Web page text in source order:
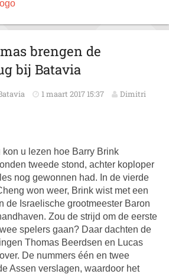
brengen de
bij Batavia
1 maart 2017 15:37
Dimitri
kon u lezen hoe Barry Brink
tweede stond, achter koploper
nog gewonnen had. In de vierde
won weer, Brink wist met een
de Israelische grootmeester Baron
Zou de strijd om de eerste
spelers gaan? Daar dachten de
Thomas Beerdsen en Lucas
De nummers één en twee
Assen verslagen, waardoor het